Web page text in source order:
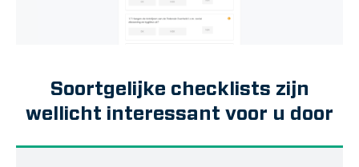
Soortgelijke checklists zijn
wellicht interessant voor u door